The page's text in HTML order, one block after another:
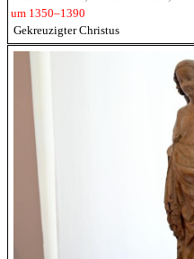
um 1350–1390
Gekreuzigter Christus